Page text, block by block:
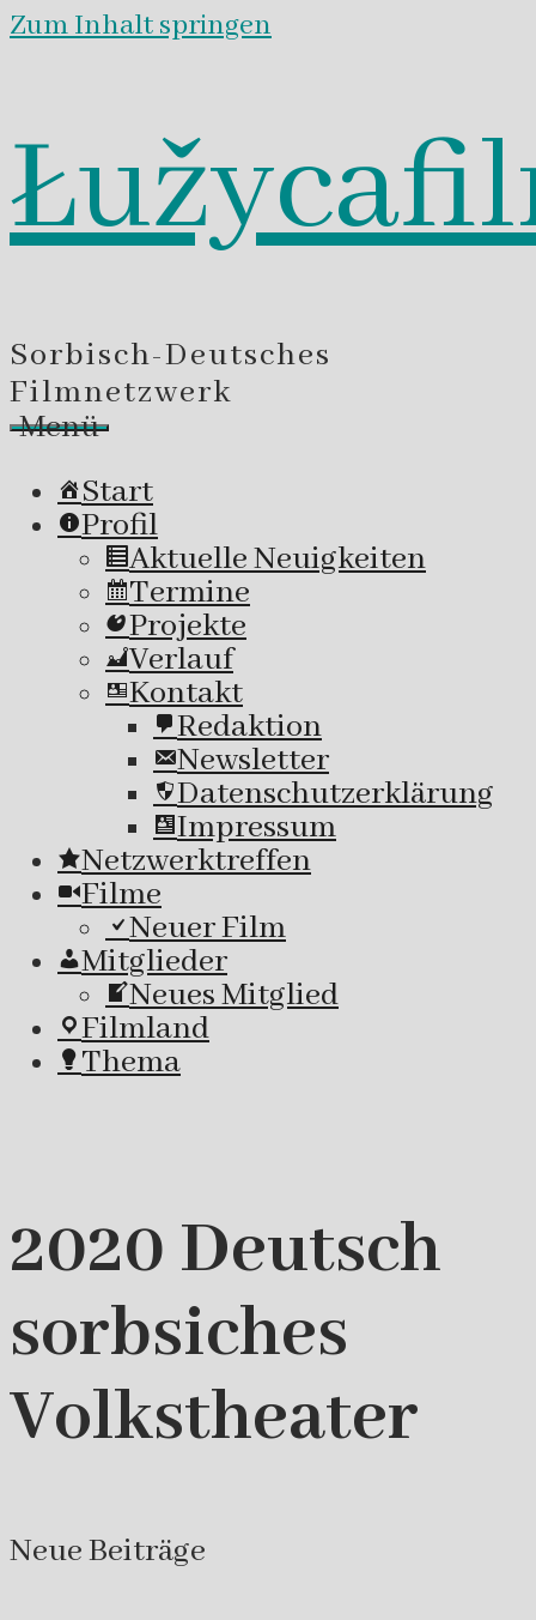
Zum Inhalt springen
Sorbisch-Deutsches
Filmnetzwerk
Menü
Start
Profil
Aktuelle Neuigkeiten
Termine
Projekte
Verlauf
Kontakt
Redaktion
Newsletter
Datenschutzerklärung
Impressum
Netzwerktreffen
Filme
Neuer Film
Mitglieder
Neues Mitglied
Filmland
Thema
2020 Deutsch
sorbsiches
Volkstheater
Neue Beiträge